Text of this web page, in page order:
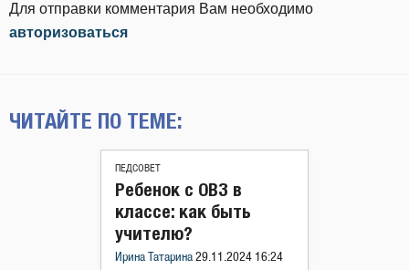
Для отправки комментария Вам необходимо
авторизоваться
ЧИТАЙТЕ ПО ТЕМЕ:
ПЕДСОВЕТ
Ребенок с ОВЗ в
классе: как быть
учителю?
Ирина Татарина 29.11.2024 16:24